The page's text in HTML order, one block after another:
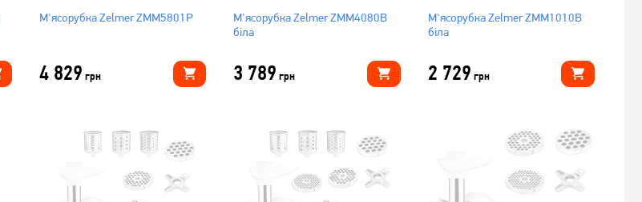
М'ясорубка Zelmer ZMM5801P
4 829 грн
М'ясорубка Zelmer ZMM4080B
біла
3 789 грн
М'ясорубка Zelmer ZMM1010B
біла
2 729 грн